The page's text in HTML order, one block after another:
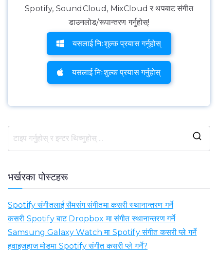
Spotify, SoundCloud, MixCloud र थपबाट संगीत
डाउनलोड/रूपान्तरण गर्नुहोस्!
यसलाई निःशुल्क प्रयास गर्नुहोस्
यसलाई निःशुल्क प्रयास गर्नुहोस्
भर्खरका पोस्टहरू
Spotify संगीतलाई सैमसंग संगीतमा कसरी स्थानान्तरण गर्ने
कसरी Spotify बाट Dropbox मा संगीत स्थानान्तरण गर्ने
Samsung Galaxy Watch मा Spotify संगीत कसरी प्ले गर्ने
हवाइजहाज मोडमा Spotify संगीत कसरी प्ले गर्ने?